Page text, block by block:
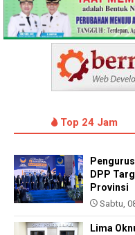
Top 24 Jam
DPP
Provinsi
Sabtu,
Lima